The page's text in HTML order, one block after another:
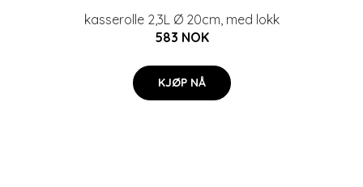
kasserolle 2,3L Ø 20cm, med lokk
583 NOK
KJØP NÅ